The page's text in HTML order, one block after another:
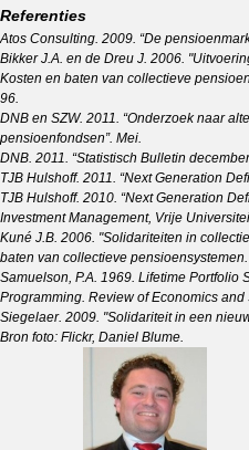
Referenties
Atos Consulting. 2009. “De
Bikker J.A. en de Dreu J. 2006.
Kosten en baten van collectieve
96.
DNB en SZW. 2011. “Onderzoek naar
pensioenfondsen”. Mei.
DNB. 2011. “Statistisch Bulletin
TJB Hulshoff. 2011. “Next Generation
TJB Hulshoff. 2010. “Next Generation
Investment Management, Vrije
Kuné J.B. 2006. "Solidariteiten in
baten van collectieve
Samuelson, P.A. 1969. Lifetime Portfolio
Programming. Review of Economics and
Siegelaer. 2009. "Solidariteit in een
Bron foto: Flickr, Daniel Blume.